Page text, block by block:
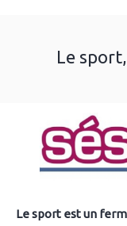
Le
Le sport est un